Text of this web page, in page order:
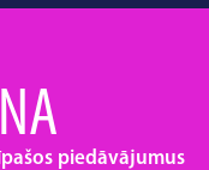
piedāvājumus